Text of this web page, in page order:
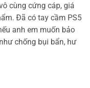
cùng cứng cáp, giá
Đã có tay cầm PS5
anh em muốn bảo
chống bụi bẩn, hư